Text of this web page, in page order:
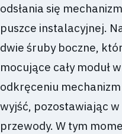
odsłania się
puszce instalacyjnej.
dwie śruby boczne,
mocujące cały moduł
odkręceniu
wyjść, pozostawiając
przewody. W tym